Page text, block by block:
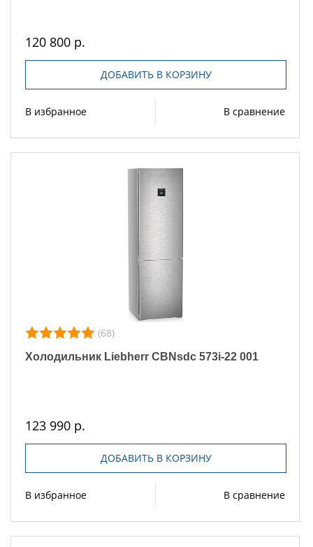
120 800 р.
ДОБАВИТЬ В КОРЗИНУ
В избранное В сравнение
(68)
Холодильник Liebherr CBNsdc 573i-22 001
123 990 р.
ДОБАВИТЬ В КОРЗИНУ
В избранное В сравнение